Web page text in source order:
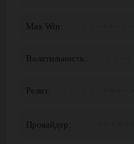
Max Win:
Волатильность:
Релиз:
Провайдер: